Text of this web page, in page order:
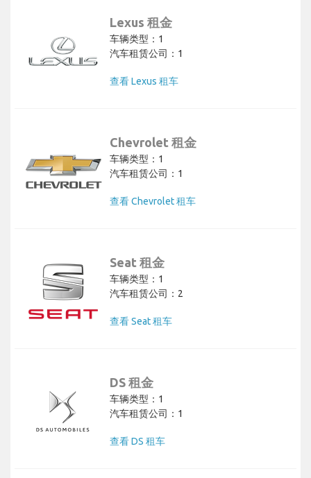
Lexus 租金
车辆类型：1
汽车租赁公司：1
查看 Lexus 租车
Chevrolet 租金
车辆类型：1
汽车租赁公司：1
查看 Chevrolet 租车
Seat 租金
车辆类型：1
汽车租赁公司：2
查看 Seat 租车
DS 租金
车辆类型：1
汽车租赁公司：1
查看 DS 租车